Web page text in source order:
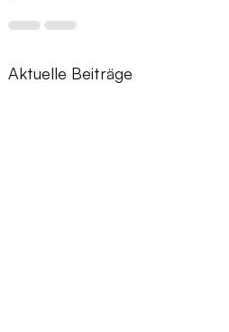
Aktuelle Beiträge